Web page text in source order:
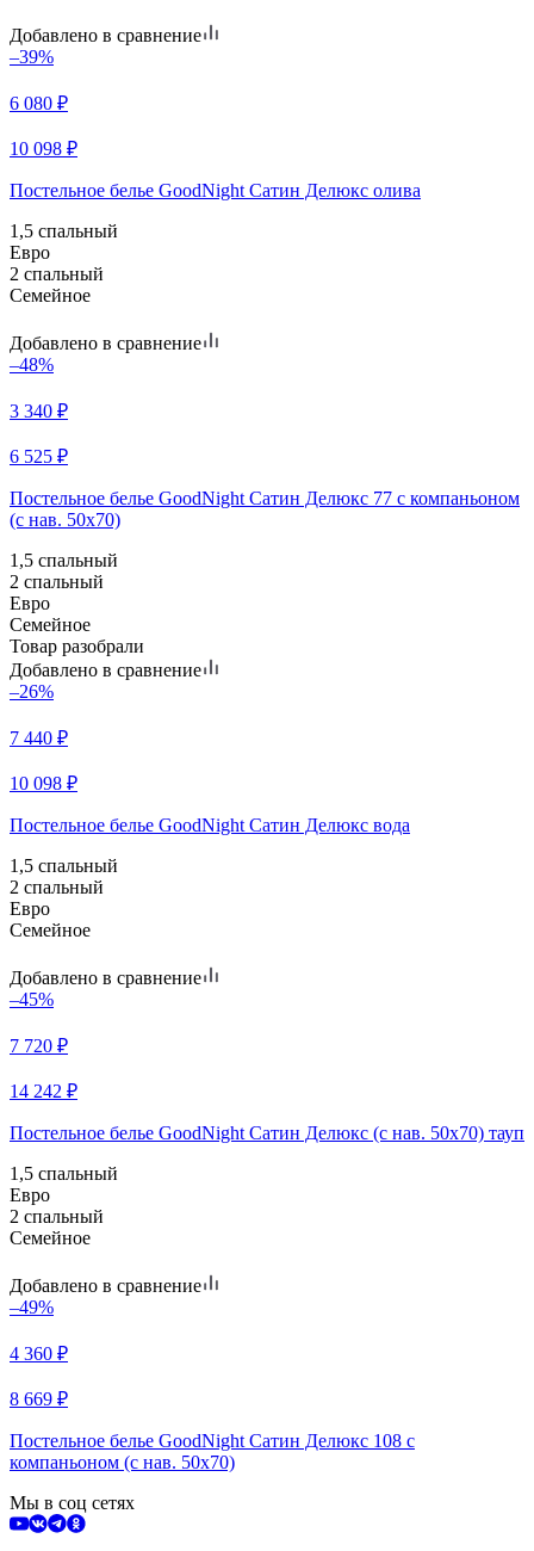
Добавлено в сравнение
–39%
6 080 ₽
10 098 ₽
Постельное белье GoodNight Сатин Делюкс олива
1,5 спальный
Евро
2 спальный
Семейное
Добавлено в сравнение
–48%
3 340 ₽
6 525 ₽
Постельное белье GoodNight Сатин Делюкс 77 с компаньоном
(с нав. 50х70)
1,5 спальный
2 спальный
Евро
Семейное
Товар разобрали
Добавлено в сравнение
–26%
7 440 ₽
10 098 ₽
Постельное белье GoodNight Сатин Делюкс вода
1,5 спальный
2 спальный
Евро
Семейное
Добавлено в сравнение
–45%
7 720 ₽
14 242 ₽
Постельное белье GoodNight Сатин Делюкс (с нав. 50х70) тауп
1,5 спальный
Евро
2 спальный
Семейное
Добавлено в сравнение
–49%
4 360 ₽
8 669 ₽
Постельное белье GoodNight Сатин Делюкс 108 с
компаньоном (с нав. 50х70)
Мы в соц сетях